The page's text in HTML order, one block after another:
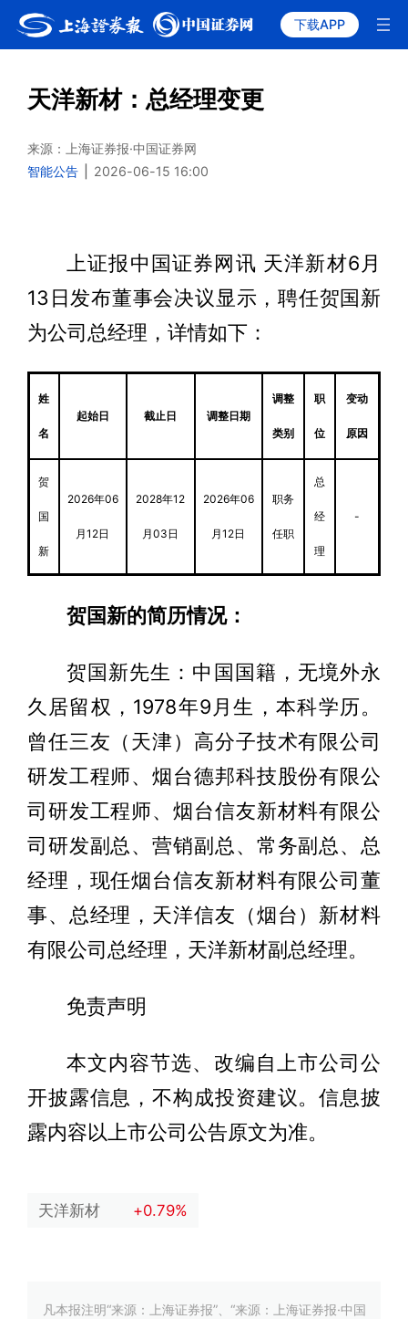
下载APP
天洋新材：总经理变更
来源：上海证券报·中国证券网
智能公告
2026-06-15 16:00
上证报中国证券网讯 天洋新材6月
13日发布董事会决议显示，聘任贺国新
为公司总经理，详情如下：
姓
名
起始日 截止日 调整日期
调整
类别
职
位
变动
原因
贺
国
新
2026年06
月12日
2028年12
月03日
2026年06
月12日
职务
任职
总
经
理
-
贺国新的简历情况：
贺国新先生：中国国籍，无境外永
久居留权，1978年9月生，本科学历。
曾任三友（天津）高分子技术有限公司
研发工程师、烟台德邦科技股份有限公
司研发工程师、烟台信友新材料有限公
司研发副总、营销副总、常务副总、总
经理，现任烟台信友新材料有限公司董
事、总经理，天洋信友（烟台）新材料
有限公司总经理，天洋新材副总经理。
免责声明
本文内容节选、改编自上市公司公
开披露信息，不构成投资建议。信息披
露内容以上市公司公告原文为准。
天洋新材 +0.79%
凡本报注明“来源：上海证券报”、“来源：上海证券报·中国